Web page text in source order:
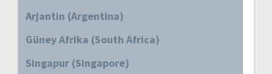
Arjantin (Argentina)
Güney Afrika (South Africa)
Singapur (Singapore)